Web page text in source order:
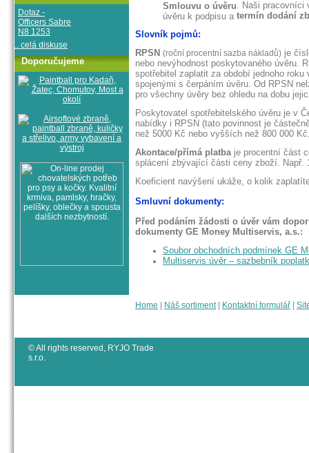
Smlouvu o úvěru. Naši pracovníci
úvěru k podpisu a termín dodání
Slovník pojmů:
RPSN (roční procentní sazba nákladů) je
nebo nevýhodnost poskytovaného úvěru.
spotřebitel zaplatit za období jednoho
spojenými s čerpáním úvěru. Od RPSN
pro všechny úvěry bez ohledu na dobu
Poskytovatel spotřebitelského úvěru je v
nabídky i RPSN (tato povinnost je
než 5000 Kč nebo vyšších než 800 000
Akontace/přímá platbaje procentní část
splácení zbývající části ceny zboží. Např.
Koeficient navýšení ukáže, o kolik
Smluvní dokumenty:
Před podáním žádosti o úvěr vám
dokumenty GE Money Multiservis, a.s.:
Soubor obchodních podmínek GE
Multiservis úvěr – sazbebník
Home Náš sortiment| Kontaktní formulář
Dotaz -
Officers Sabre
N8 1253
.. celá diskuse
Doporučujeme
© All rights reserved, RYJO Trade
s.r.o.